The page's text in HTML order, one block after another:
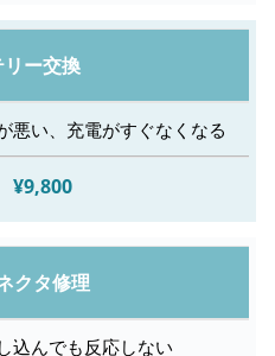
ー交換
悪い、充電がすぐなくなる
¥9,800
クタ修理
込んでも反応しない